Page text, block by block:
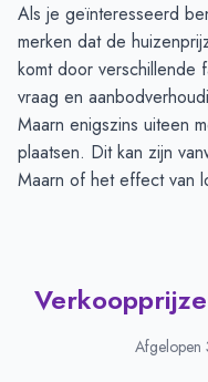
Als je geïnteresseerd
merken dat de
komt door verschillende
vraag en
Maarn enigszins uiteen
plaatsen. Dit kan zijn
Maarn of het effect van
Afgelopen